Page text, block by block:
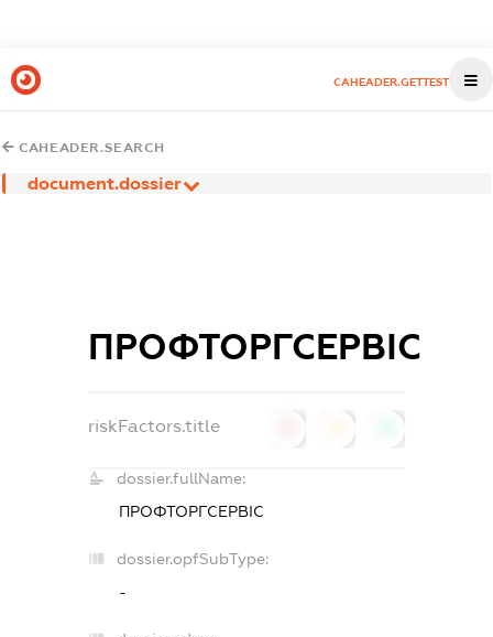
CAHEADER.GETTEST
CAHEADER.SEARCH
document.dossier
ПРОФТОРГСЕРВІС
riskFactors.title
dossier.fullName:
ПРОФТОРГСЕРВІС
dossier.opfSubType:
-